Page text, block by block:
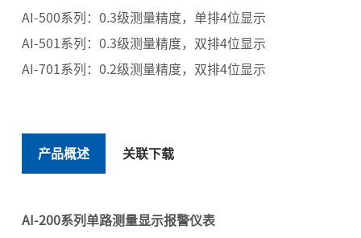
AI-500系列：0.3级测量精度，单排4位显示
AI-501系列：0.3级测量精度，双排4位显示
AI-701系列：0.2级测量精度，双排4位显示
产品概述 关联下载
AI-200系列单路测量显示报警仪表